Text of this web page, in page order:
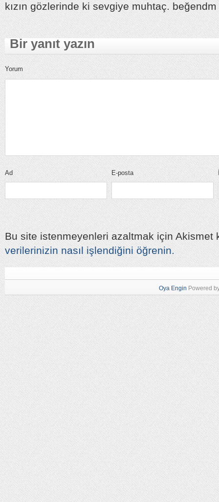
kızın gözlerinde ki sevgiye muhtaç. beğendm
Bir yanıt yazın
Yorum
Ad E-posta
Bu site istenmeyenleri azaltmak için Akismet
verilerinizin nasıl işlendiğini öğrenin.
Oya Engin Powered